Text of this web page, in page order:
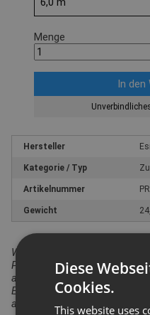
Menge
Hersteller
Kategorie / Typ
Artikelnummer
Gewicht
Wir weisen darauf hin, dass in
ausschließlich für den
Ein Einsatz durch
auszuschließen.
Diese
Cookies.
This website uses